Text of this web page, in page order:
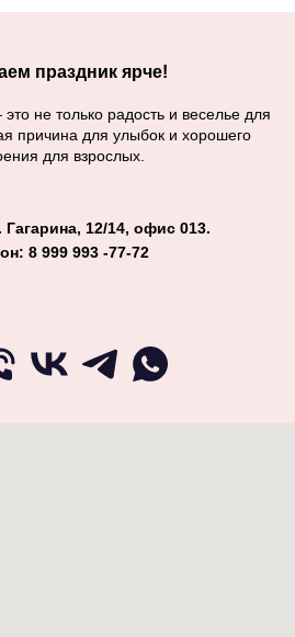
праздник ярче!
не только радость и веселье для
причина для улыбок и хорошего
для взрослых.
Гагарина, 12/14, офис 013.
8 999 993 -77-72